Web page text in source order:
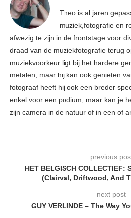
Theo is al jaren
muziek,fotografie en
afwezig te zijn in de frontstage voor
draad van de muziekfotografie terug
muziekvoorkeur ligt bij het hardere
metalen, maar hij kan ook genieten
fotograaf heeft hij ook een breder
enkel voor een podium, maar kan je
zijn camera in de natuur of in een of
previous
HET BELGISCH COLLECTIEF:
(Clairval, Driftwood, And
next post
GUY VERLINDE – The Way